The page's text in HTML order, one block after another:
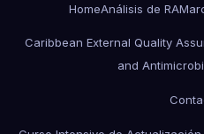
HomeAnálisis de RAM
Caribbean External Quality
and